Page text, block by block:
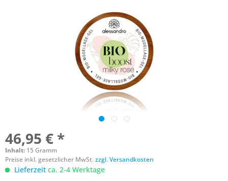
46,95 € *
Inhalt: 15 Gramm
Preise inkl. gesetzlicher MwSt.zzgl. Versandkosten
Lieferzeit ca. 2-4 Werktage